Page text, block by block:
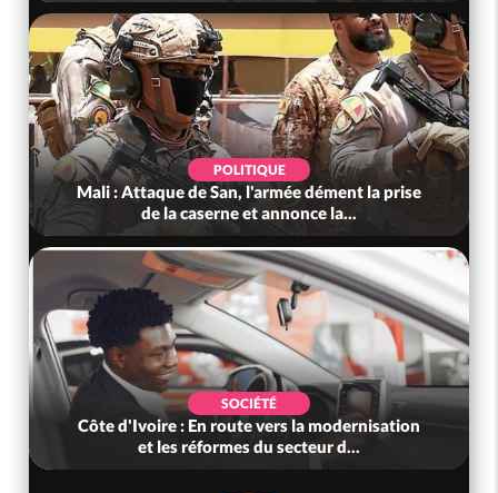
POLITIQUE
Mali : Attaque de San, l'armée dément la prise
de la caserne et annonce la...
SOCIÉTÉ
Côte d'Ivoire : En route vers la modernisation
et les réformes du secteur d...